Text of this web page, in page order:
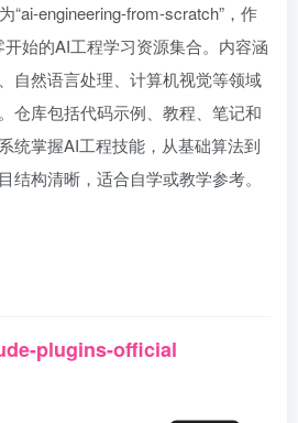
“ai-engineering-from-scratch”，作
始的AI工程学习资源集合。内容涵
自然语言处理、计算机视觉等领域
仓库包括代码示例、教程、笔记和
统掌握AI工程技能，从基础算法到
结构清晰，适合自学或教学参考。
plugins-official